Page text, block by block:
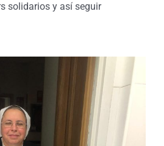
solidarios y así seguir